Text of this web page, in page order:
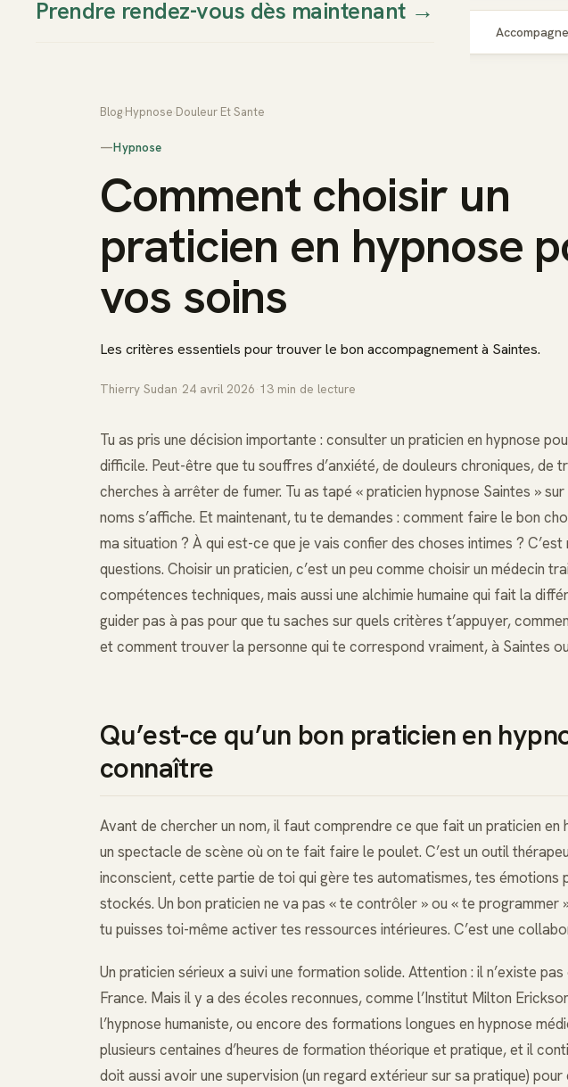
Prendre rendez-vous dès maintenant→
Blog Hypnose Douleur Et Sante
—Hypnose
Comment choisir un
praticien en hypnose
vos soins
Les critères essentiels pour trouver le bon accompagnement à Saintes.
Thierry Sudan 24 avril 2026 13 min de lecture
Tu as pris une décision importante : consulter un praticien en hypnose
difficile. Peut-être que tu souffres d’anxiété, de douleurs chroniques, de
cherches à arrêter de fumer. Tu as tapé « praticien hypnose Saintes »
noms s’affiche. Et maintenant, tu te demandes : comment faire le bon
ma situation ? À qui est-ce que je vais confier des choses intimes ?
questions. Choisir un praticien, c’est un peu comme choisir un médecin
compétences techniques, mais aussi une alchimie humaine qui fait la
guider pas à pas pour que tu saches sur quels critères t’appuyer,
et comment trouver la personne qui te correspond vraiment, à Saintes
Qu’est-ce qu’un bon praticien en
connaître
Avant de chercher un nom, il faut comprendre ce que fait un praticien en
un spectacle de scène où on te fait faire le poulet. C’est un outil
inconscient, cette partie de toi qui gère tes automatismes, tes émotions
stockés. Un bon praticien ne va pas « te contrôler » ou « te programmer
tu puisses toi-même activer tes ressources intérieures. C’est une
Un praticien sérieux a suivi une formation solide. Attention : il n’existe
France. Mais il y a des écoles reconnues, comme l’Institut Milton Erickson
l’hypnose humaniste, ou encore des formations longues en hypnose
plusieurs centaines d’heures de formation théorique et pratique, et il
doit aussi avoir une supervision (un regard extérieur sur sa pratique)